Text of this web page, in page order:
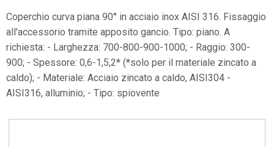
Coperchio curva piana 90° in acciaio inox AISI 316. Fissaggio
all'accessorio tramite apposito gancio. Tipo: piano. A
richiesta: - Larghezza: 700-800-900-1000; - Raggio: 300-
900; - Spessore: 0,6-1,5,2* (*solo per il materiale zincato a
caldo); - Materiale: Acciaio zincato a caldo, AISI304 -
AISI316, alluminio; - Tipo: spiovente